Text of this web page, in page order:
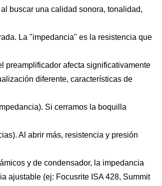
buscar una calidad sonora, tonalidad,
La "impedancia" es la resistencia que
afecta significativamente
diferente, características de
Si cerramos la boquilla
Al abrir más, resistencia y presión
y de condensador, la impedancia
ajustable (ej: Focusrite ISA 428, Summit